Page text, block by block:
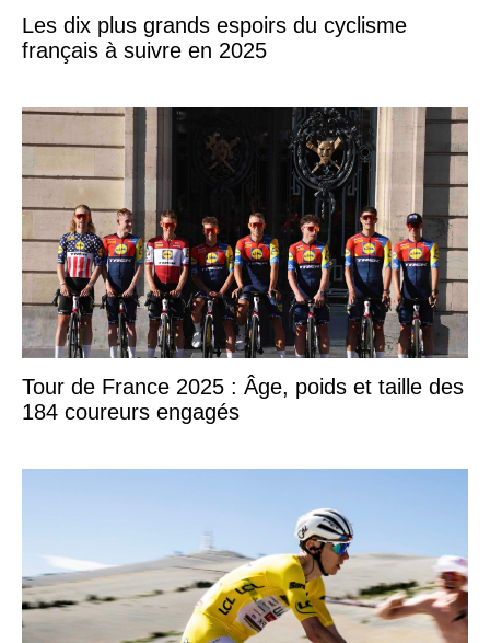
Les dix plus grands espoirs du cyclisme
français à suivre en 2025
Tour de France 2025 : Âge, poids et taille des
184 coureurs engagés